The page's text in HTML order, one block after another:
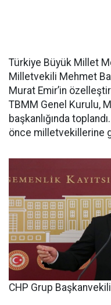
Türkiye Büyük Millet
Milletvekili Mehmet
Murat Emir’in
TBMM Genel Kurulu,
başkanlığında
önce milletvekillerine
CHP Grup